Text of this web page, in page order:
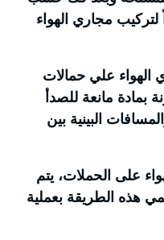
مجاري الهواء
الهواء علي حمالات
بمادة مانعة للصدأ
البينية بين
على الحملات، يتم
هذه الطريقة بعملية